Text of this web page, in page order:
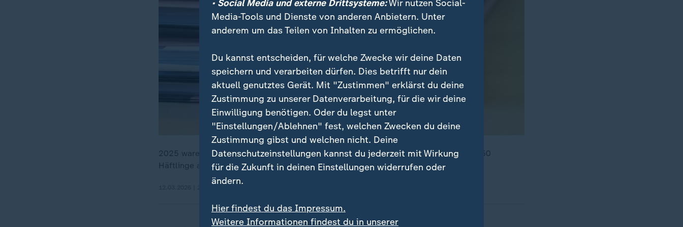
2025 waren mehr als eine Million Strafverfahren offen. Und es mussten bundesweit 50
Häftlinge aus der U-Haft entlassen werden, weil Verfahren zu lange dauerten.
• Social Media und externe Drittsysteme:Wir nutzen Social-
Media-Tools und Dienste von anderen Anbietern. Unter
anderem um das Teilen von Inhalten zu ermöglichen.
Du kannst entscheiden, für welche Zwecke wir deine Daten
speichern und verarbeiten dürfen. Dies betrifft nur dein
aktuell genutztes Gerät. Mit "Zustimmen" erklärst du deine
Zustimmung zu unserer Datenverarbeitung, für die wir deine
Einwilligung benötigen. Oder du legst unter
"Einstellungen/Ablehnen" fest, welchen Zwecken du deine
Zustimmung gibst und welchen nicht. Deine
Datenschutzeinstellungen kannst du jederzeit mit Wirkung
für die Zukunft in deinen Einstellungen widerrufen oder
ändern.
Hier findest du das Impressum.
Weitere Informationen findest du in unserer